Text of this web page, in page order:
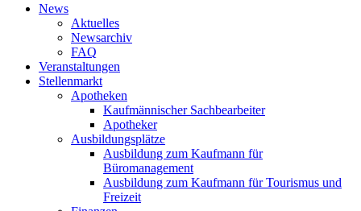
News
Aktuelles
Newsarchiv
FAQ
Veranstaltungen
Stellenmarkt
Apotheken
Kaufmännischer Sachbearbeiter
Apotheker
Ausbildungsplätze
Ausbildung zum Kaufmann für
Büromanagement
Ausbildung zum Kaufmann für Tourismus und
Freizeit